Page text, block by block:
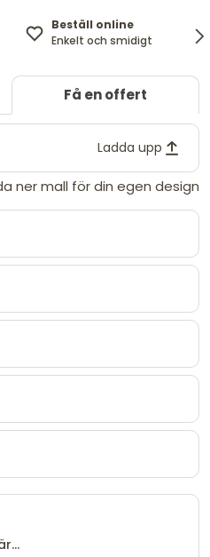
Beställ online
Enkelt och smidigt
Få en offert
Ladda upp
ner mall för din egen design